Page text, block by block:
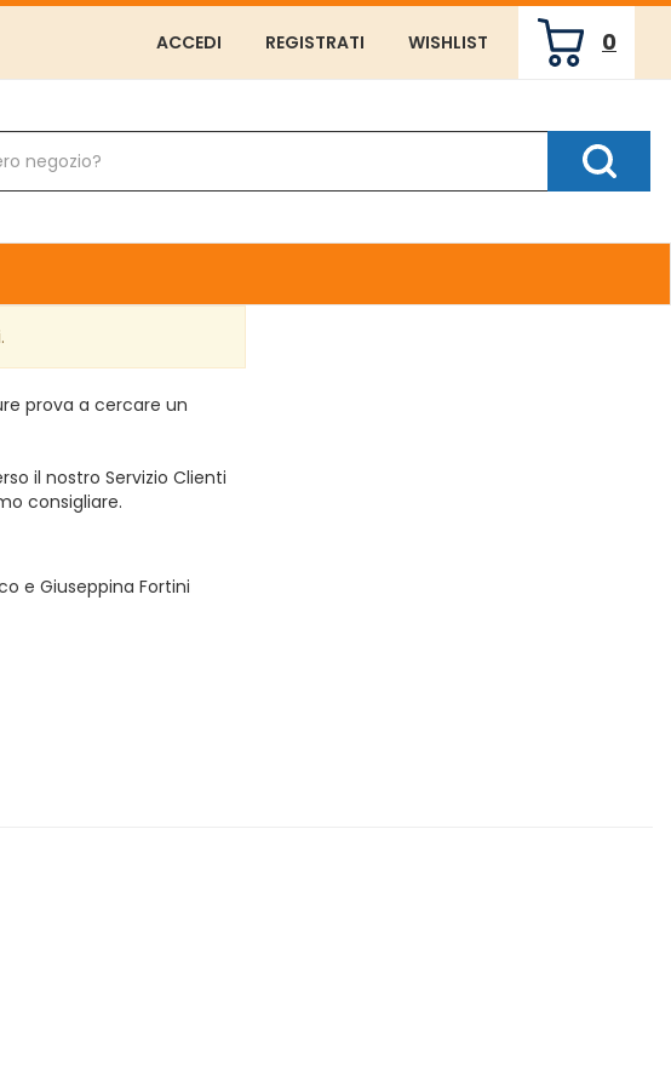
ACCEDI REGISTRATI WISHLIST 0
ARTICOLI
INSERITI
Cerca
prova a cercare un
il nostro Servizio Clienti
consigliare.
e Giuseppina Fortini